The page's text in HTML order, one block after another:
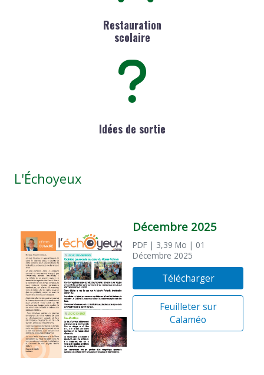
Restauration
scolaire
Idées de sortie
L'Échoyeux
Décembre 2025
PDF | 3,39 Mo | 01
Décembre 2025
Télécharger
Feuilleter sur
Calaméo